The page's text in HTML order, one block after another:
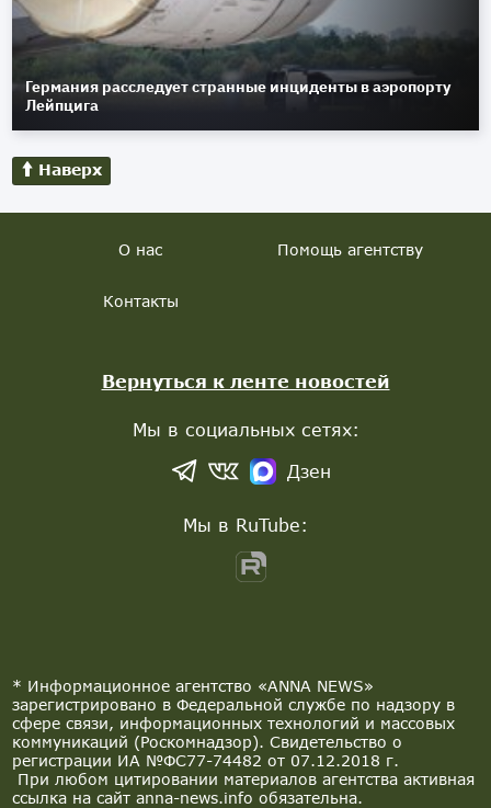
Германия расследует странные инциденты в аэропорту
Лейпцига
Наверх
* Информационное агентство «ANNA NEWS»
зарегистрировано в Федеральной службе по надзору в
сфере связи, информационных технологий и массовых
коммуникаций (Роскомнадзор). Свидетельство о
регистрации ИА №ФС77-74482 от 07.12.2018 г.
При любом цитировании материалов агентства активная
ссылка на сайт anna-news.info обязательна.
О нас Помощь агентству
Контакты
Вернуться к ленте новостей
Мы в социальных сетях:
Дзен
Мы в RuTube: